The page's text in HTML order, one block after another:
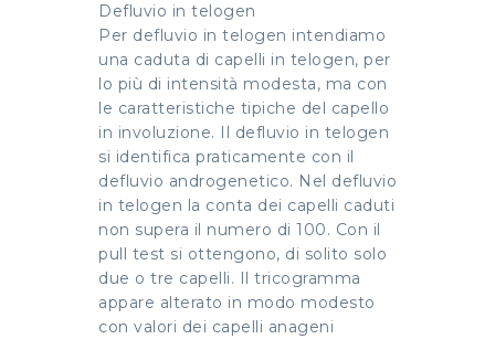
Defluvio in telogen
Per defluvio in telogen intendiamo
una caduta di capelli in telogen, per
lo più di intensità modesta, ma con
le caratteristiche tipiche del capello
in involuzione. Il defluvio in telogen
si identifica praticamente con il
defluvio androgenetico. Nel defluvio
in telogen la conta dei capelli caduti
non supera il numero di 100. Con il
pull test si ottengono, di solito solo
due o tre capelli. Il tricogramma
appare alterato in modo modesto
con valori dei capelli anageni